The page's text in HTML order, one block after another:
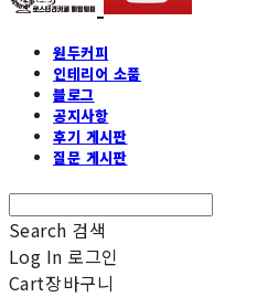
원두커피
인테리어 소품
블로그
공지사항
후기 게시판
질문 게시판
Search 검색
Log In 로그인
Cart장바구니